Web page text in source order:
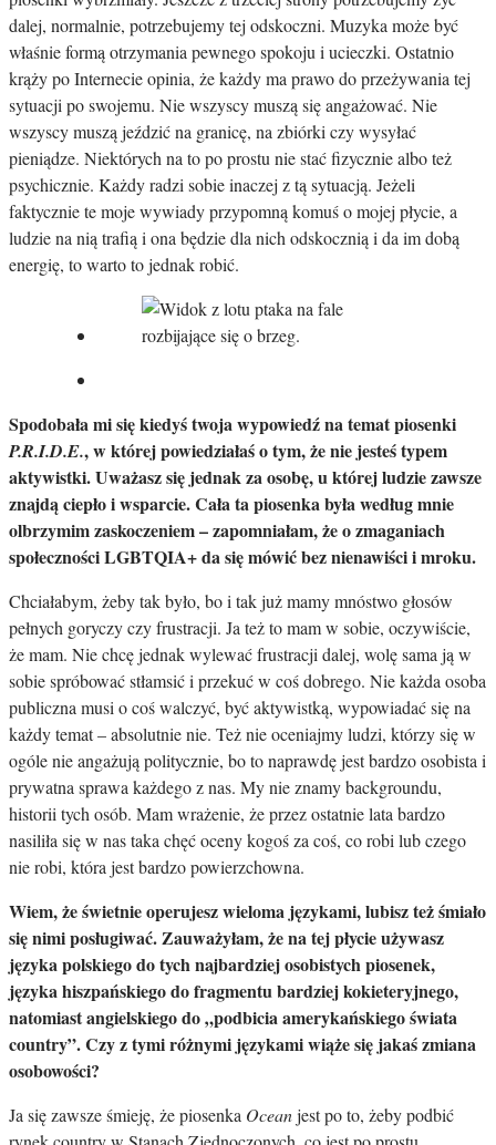
dalej, normalnie, potrzebujemy tej odskoczni. Muzyka może być
właśnie formą otrzymania pewnego spokoju i ucieczki. Ostatnio
krąży po Internecie opinia, że każdy ma prawo do przeżywania tej
sytuacji po swojemu. Nie wszyscy muszą się angażować. Nie
wszyscy muszą jeździć na granicę, na zbiórki czy wysyłać
pieniądze. Niektórych na to po prostu nie stać fizycznie albo też
psychicznie. Każdy radzi sobie inaczej z tą sytuacją. Jeżeli
faktycznie te moje wywiady przypomną komuś o mojej płycie, a
ludzie na nią trafią i ona będzie dla nich odskocznią i da im dobą
energię, to warto to jednak robić.
Spodobała mi się kiedyś twoja wypowiedź na temat piosenki
P.R.I.D.E., w której powiedziałaś o tym, że nie jesteś typem
aktywistki. Uważasz się jednak za osobę, u której ludzie zawsze
znajdą ciepło i wsparcie. Cała ta piosenka była według mnie
olbrzymim zaskoczeniem – zapomniałam, że o zmaganiach
społeczności LGBTQIA+ da się mówić bez nienawiści i mroku.
Chciałabym, żeby tak było, bo i tak już mamy mnóstwo głosów
pełnych goryczy czy frustracji. Ja też to mam w sobie, oczywiście,
że mam. Nie chcę jednak wylewać frustracji dalej, wolę sama ją w
sobie spróbować stłamsić i przekuć w coś dobrego. Nie każda osoba
publiczna musi o coś walczyć, być aktywistką, wypowiadać się na
każdy temat – absolutnie nie. Też nie oceniajmy ludzi, którzy się w
ogóle nie angażują politycznie, bo to naprawdę jest bardzo osobista i
prywatna sprawa każdego z nas. My nie znamy backgroundu,
historii tych osób. Mam wrażenie, że przez ostatnie lata bardzo
nasiliła się w nas taka chęć oceny kogoś za coś, co robi lub czego
nie robi, która jest bardzo powierzchowna.
Wiem, że świetnie operujesz wieloma językami, lubisz też śmiało
się nimi posługiwać. Zauważyłam, że na tej płycie używasz
języka polskiego do tych najbardziej osobistych piosenek,
języka hiszpańskiego do fragmentu bardziej kokieteryjnego,
natomiast angielskiego do „podbicia amerykańskiego świata
country”. Czy z tymi różnymi językami wiąże się jakaś zmiana
osobowości?
Ja się zawsze śmieję, że piosenka Oceanjest po to, żeby podbić